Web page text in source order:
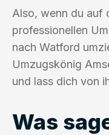
Also, wenn du auf
professionellen
nach Watford
Umzugskönig
und lass dich von
Was